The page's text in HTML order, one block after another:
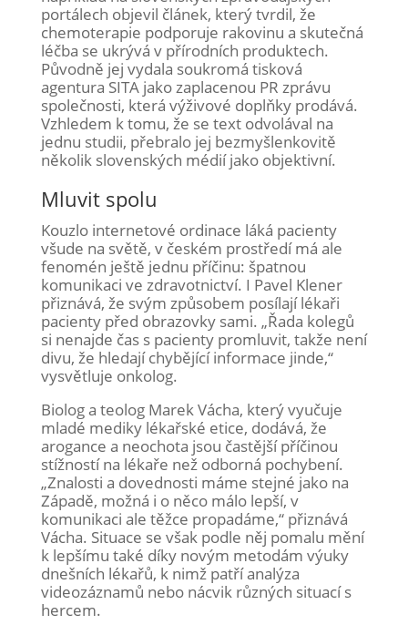
portálech objevil článek, který tvrdil, že
chemoterapie podporuje rakovinu a skutečná
léčba se ukrývá v přírodních produktech.
Původně jej vydala soukromá tisková
agentura SITA jako zaplacenou PR zprávu
společnosti, která výživové doplňky prodává.
Vzhledem k tomu, že se text odvolával na
jednu studii, přebralo jej bezmyšlenkovitě
několik slovenských médií jako objektivní.
Mluvit spolu
Kouzlo internetové ordinace láká pacienty
všude na světě, v českém prostředí má ale
fenomén ještě jednu příčinu: špatnou
komunikaci ve zdravotnictví. I Pavel Klener
přiznává, že svým způsobem posílají lékaři
pacienty před obrazovky sami. „Řada kolegů
si nenajde čas s pacienty promluvit, takže není
divu, že hledají chybějící informace jinde,“
vysvětluje onkolog.
Biolog a teolog Marek Vácha, který vyučuje
mladé mediky lékařské etice, dodává, že
arogance a neochota jsou častější příčinou
stížností na lékaře než odborná pochybení.
„Znalosti a dovednosti máme stejné jako na
Západě, možná i o něco málo lepší, v
komunikaci ale těžce propadáme,“ přiznává
Vácha. Situace se však podle něj pomalu mění
k lepšímu také díky novým metodám výuky
dnešních lékařů, k nimž patří analýza
videozáznamů nebo nácvik různých situací s
hercem.